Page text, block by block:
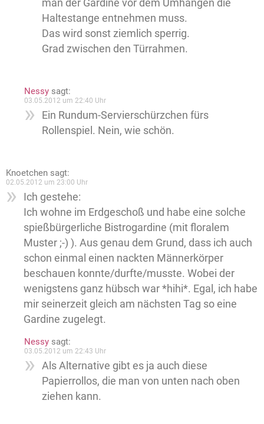
man der Gardine vor dem Umhängen die
Haltestange entnehmen muss.
Das wird sonst ziemlich sperrig.
Grad zwischen den Türrahmen.
Nessy sagt:
03.05.2012 um 22:40 Uhr
Ein Rundum-Servierschürzchen fürs
Rollenspiel. Nein, wie schön.
Knoetchen sagt:
02.05.2012 um 23:00 Uhr
Ich gestehe:
Ich wohne im Erdgeschoß und habe eine solche
spießbürgerliche Bistrogardine (mit floralem
Muster ;-) ). Aus genau dem Grund, dass ich auch
schon einmal einen nackten Männerkörper
beschauen konnte/durfte/musste. Wobei der
wenigstens ganz hübsch war *hihi*. Egal, ich habe
mir seinerzeit gleich am nächsten Tag so eine
Gardine zugelegt.
Nessy sagt:
03.05.2012 um 22:43 Uhr
Als Alternative gibt es ja auch diese
Papierrollos, die man von unten nach oben
ziehen kann.